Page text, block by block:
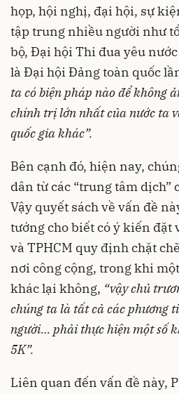
họp, hội nghị, đại hội, sự
tập trung nhiều người như
bộ, Đại hội Thi đua yêu
là Đại hội Đảng toàn quốc
ta có biện pháp nào để không
chính trị lớn nhất của nước ta
quốc gia khác”.
Bên cạnh đó, hiện nay,
dân từ các “trung tâm dịch”
Vậy quyết sách về vấn đề
tướng cho biết có ý kiến đặt
và TPHCM quy định chặt
nơi công cộng, trong khi
khác lại không, “vậy chủ
chúng ta là tất cả các phương
người… phải thực hiện một số
5K”.
Liên quan đến vấn đề này,